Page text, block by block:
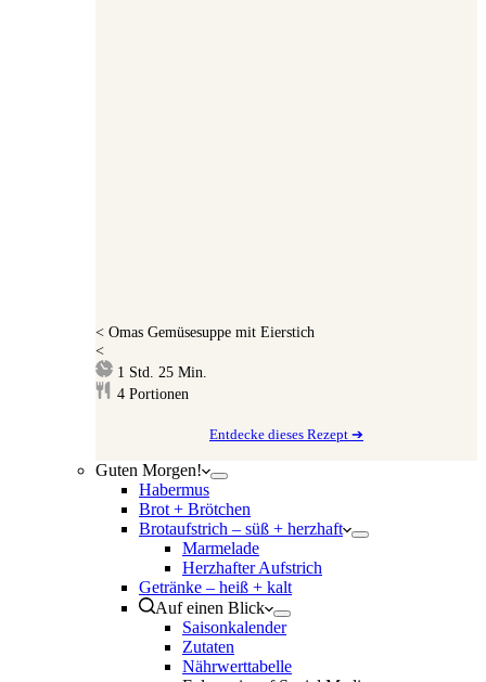
< Omas Gemüsesuppe mit Eierstich
<
1 Stunde
Std. 25 Minuten
Min.
4 Portionen
Entdecke dieses Rezept ➔
Guten Morgen!
Habermus
Brot + Brötchen
Brotaufstrich – süß + herzhaft
Marmelade
Herzhafter Aufstrich
Getränke – heiß + kalt
Auf einen Blick
Saisonkalender
Zutaten
Nährwerttabelle